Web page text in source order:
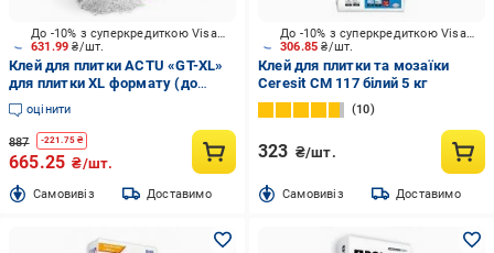
631.99₴/шт.
До -10% з суперкредиткою Visa Вигода
Клей для плитки ACTU «GT-XL»
для плитки XL формату (до
180x180 см), Еластичний 25 кг
оцінити
887 -221.75 ₴
665.25 ₴/шт.
Cамовивіз Доставимо
306.85₴/шт.
До -10% з суперкредиткою Visa Вигода
Клей для плитки та мозаїки
Ceresit CM 117 білий 5 кг
10
323 ₴/шт.
Cамовивіз Доставимо